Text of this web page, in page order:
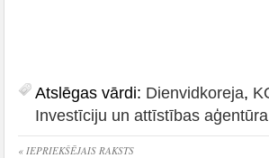
Atslēgas vārdi: Dienvidkoreja,
Investīciju un attīstības aģentūra
« IEPRIEKŠĒJAIS RAKSTS